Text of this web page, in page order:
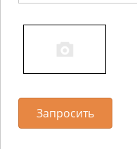
Запросить